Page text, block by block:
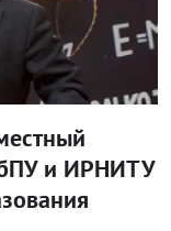
и ИРНИТУ